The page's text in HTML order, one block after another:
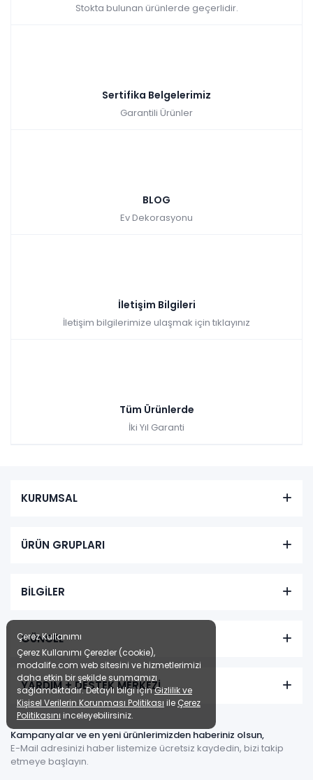
Stokta bulunan ürünlerde geçerlidir.
Sertifika Belgelerimiz
Garantili Ürünler
BLOG
Ev Dekorasyonu
İletişim Bilgileri
İletişim bilgilerimize ulaşmak için tıklayınız
Tüm Ürünlerde
İki Yıl Garanti
KURUMSAL
ÜRÜN GRUPLARI
BİLGİLER
GÜNCEL
YARDIM + DESTEK MERKEZİ
Kampanyalar ve en yeni ürünlerimizden haberiniz olsun,
E-Mail adresinizi haber listemize ücretsiz kaydedin, bizi takip
etmeye başlayın.
Çerez Kullanımı
Çerez Kullanımı Çerezler (cookie),
modalife.com web sitesini ve hizmetlerimizi
daha etkin bir şekilde sunmamızı
sağlamaktadır. Detaylı bilgi içinGizlilik ve
Kişisel Verilerin Korunması Politikası ile Çerez
Politikasını inceleyebilirsiniz.